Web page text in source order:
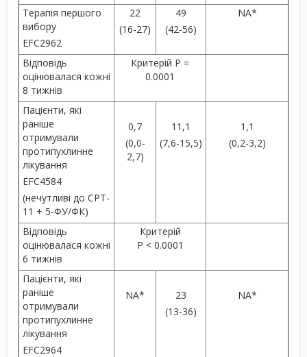
Терапія першого
вибору
EFC2962
22
(16-27)
49
(42-56)
NA*
Відповідь
оцінювалася кожні
8 тижнів
Критерій P =
0.0001
Пацієнти, які
раніше
отримували
протипухлинне
лікування
EFC4584
(нечутливі до CPT-
11 + 5-ФУ/ФК)
0,7
(0,0-
2,7)
11,1
(7,6-15,5)
1,1
(0,2-3,2)
Відповідь
оцінювалася кожні
6 тижнів
Критерій
P < 0.0001
Пацієнти, які
раніше
отримували
протипухлинне
лікування
EFC2964
NA*
23
(13-36)
NA*